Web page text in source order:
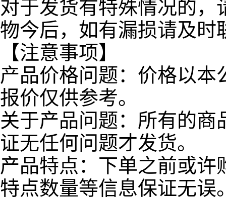
对于发货有特殊情况的
物今后，如有漏损请及时
【注意事项】
产品价格问题：价格以
报价仅供参考。
关于产品问题：所有的
证无任何问题才发货。
产品特点：下单之前或
特点数量等信息保证无误